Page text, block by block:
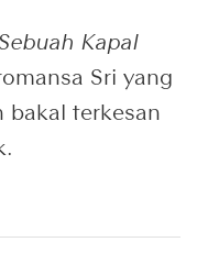
Kapal
Sri yang
bakal terkesan